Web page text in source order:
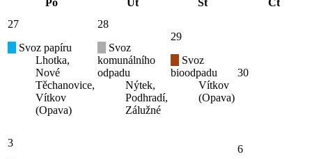
27
Svoz papíru
Lhotka,
Nové
Těchanovice,
Vítkov
(Opava)
28
Svoz
komunálního
odpadu
Nýtek,
Podhradí,
Zálužné
29
Svoz
bioodpadu
Vítkov
(Opava)
30
3
6